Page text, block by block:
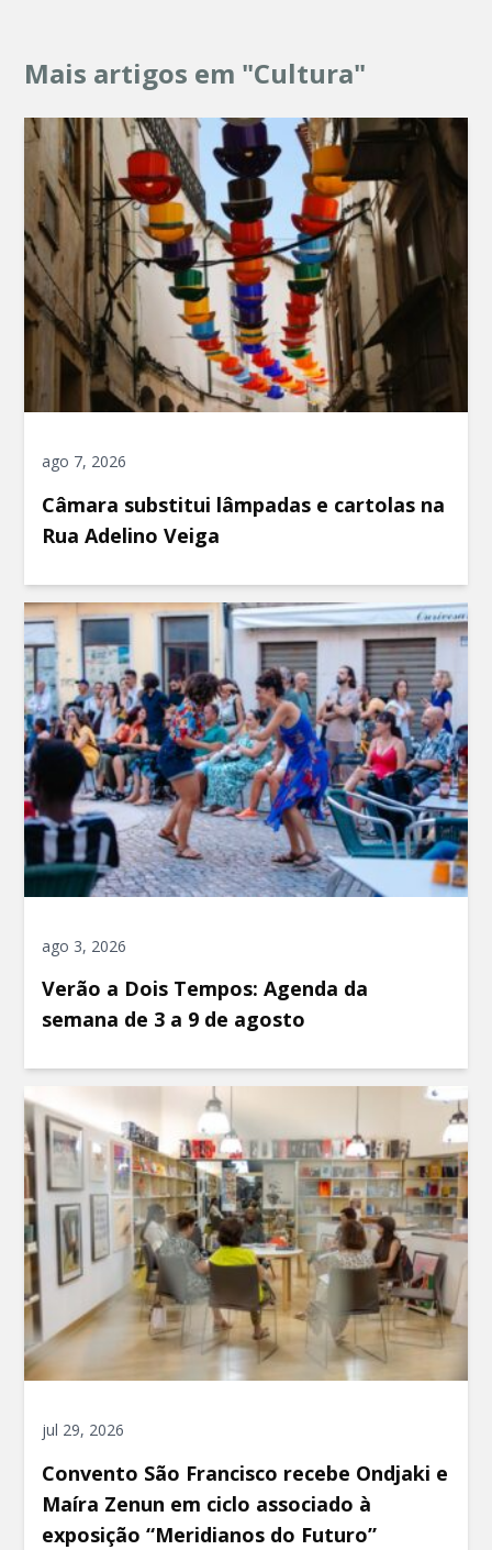
Mais artigos em "Cultura"
ago 7, 2026
Câmara substitui lâmpadas e cartolas na
Rua Adelino Veiga
ago 3, 2026
Verão a Dois Tempos: Agenda da
semana de 3 a 9 de agosto
jul 29, 2026
Convento São Francisco recebe Ondjaki e
Maíra Zenun em ciclo associado à
exposição “Meridianos do Futuro”